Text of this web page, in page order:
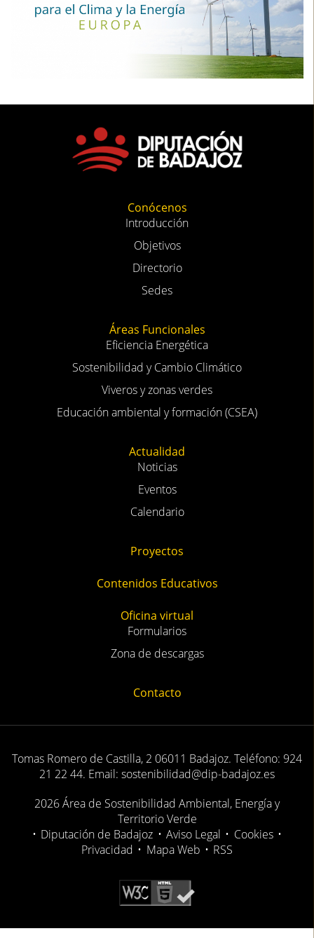
Conócenos
Introducción
Objetivos
Directorio
Sedes
Áreas Funcionales
Eficiencia Energética
Sostenibilidad y Cambio Climático
Viveros y zonas verdes
Educación ambiental y formación (CSEA)
Actualidad
Noticias
Eventos
Calendario
Proyectos
Contenidos Educativos
Oficina virtual
Formularios
Zona de descargas
Contacto
Tomas Romero de Castilla, 2 06011 Badajoz. Teléfono: 924
21 22 44. Email: sostenibilidad@dip-badajoz.es
2026 Área de Sostenibilidad Ambiental, Energía y
Territorio Verde
• Diputación de Badajoz • Aviso Legal • Cookies •
Privacidad • Mapa Web • RSS